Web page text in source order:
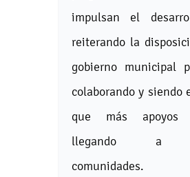
impulsan el
reiterando la
gobierno municipal
colaborando y siendo
que más apoyos
llegando a
comunidades.